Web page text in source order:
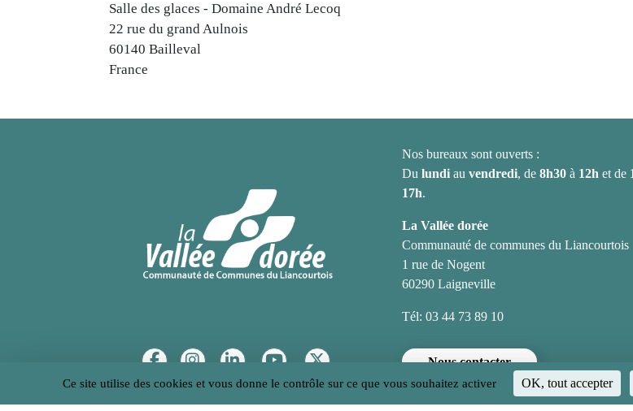
Salle des glaces - Domaine André Lecoq
22 rue du grand Aulnois
60140 Bailleval
France
Réseaux sociaux
Nos bureaux sont ouverts :
Du lundi au vendredi, de 8h30à 12h et de
17h.
La Vallée dorée
Communauté de communes du Liancourtois
1 rue de Nogent
60290 Laigneville
Tél: 03 44 73 89 10
Nous contacter
Ce site utilise des cookies et vous donne le contrôle sur ce que vous souhaitez activer OK, tout accepter